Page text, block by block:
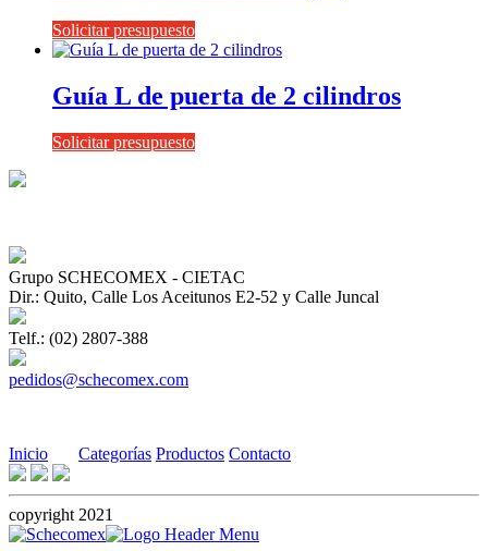
Solicitar presupuesto
Guía L de puerta de 2 cilindros
Solicitar presupuesto
Grupo SCHECOMEX - CIETAC
Dir.: Quito, Calle Los Aceitunos E2-52 y Calle Juncal
Telf.: (02) 2807-388
pedidos@schecomex.com
Inicio Categorías Productos Contacto
copyright 2021